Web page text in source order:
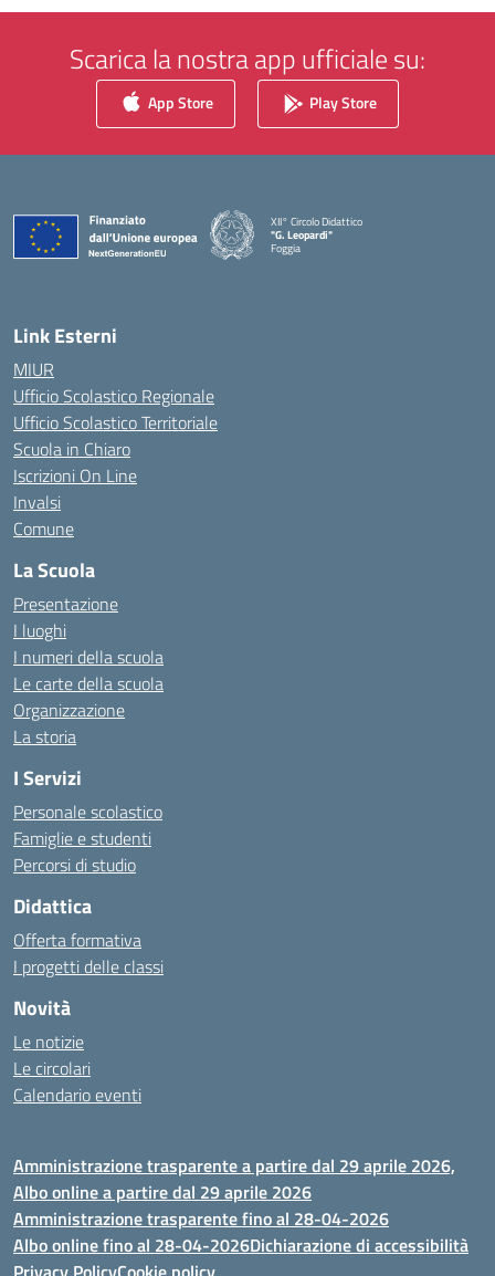
Scarica la nostra app ufficiale su:
App Store Play Store
XII° Circolo Didattico
"G. Leopardi"
Foggia
— Visita la pagina iniziale della scuola
Link Esterni
MIUR
Ufficio Scolastico Regionale
Ufficio Scolastico Territoriale
Scuola in Chiaro
Iscrizioni On Line
Invalsi
Comune
La Scuola
Presentazione
I luoghi
I numeri della scuola
Le carte della scuola
Organizzazione
La storia
I Servizi
Personale scolastico
Famiglie e studenti
Percorsi di studio
Didattica
Offerta formativa
I progetti delle classi
Novità
Le notizie
Le circolari
Calendario eventi
Amministrazione trasparente a partire dal 29 aprile 2026,
Albo online a partire dal 29 aprile 2026
Amministrazione trasparente fino al 28-04-2026
Albo online fino al 28-04-2026Dichiarazione di accessibilità